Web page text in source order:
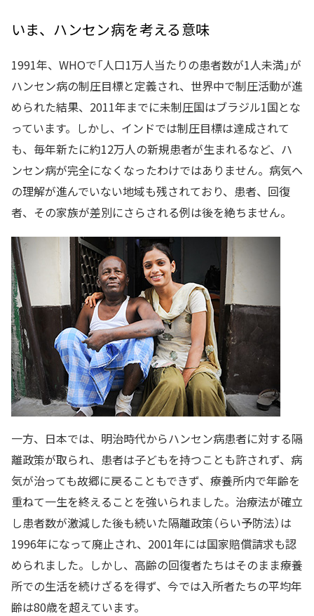
いま、ハンセン病を考える意味
1991年、WHOで「人口1万人当たりの患者数が1人未満」が
ハンセン病の制圧目標と定義され、世界中で制圧活動が進
められた結果、2011年までに未制圧国はブラジル1国とな
っています。しかし、インドでは制圧目標は達成されて
も、毎年新たに約12万人の新規患者が生まれるなど、ハ
ンセン病が完全になくなったわけではありません。病気へ
の理解が進んでいない地域も残されており、患者、回復
者、その家族が差別にさらされる例は後を絶ちません。
一方、日本では、明治時代からハンセン病患者に対する隔
離政策が取られ、患者は子どもを持つことも許されず、病
気が治っても故郷に戻ることもできず、療養所内で年齢を
重ねて一生を終えることを強いられました。治療法が確立
し患者数が激減した後も続いた隔離政策（らい予防法）は
1996年になって廃止され、2001年には国家賠償請求も認
められました。しかし、高齢の回復者たちはそのまま療養
所での生活を続けざるを得ず、今では入所者たちの平均年
齢は80歳を超えています。